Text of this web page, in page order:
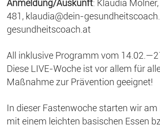
Anmeldung/Auskunft: Klaudia
481, klaudia@dein-
gesundheitscoach.at
All inklusive Programm vom
Diese LIVE-Woche ist vor allem für
Maßnahme zur Prävention geeignet!
In dieser Fastenwoche starten wir am
mit einem leichten basischen Essen